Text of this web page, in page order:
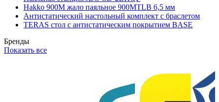
Hakko 900M жало паяльное 900MTLB 6,5 мм
Антистатический настольный комплект с браслетом
TERAS стол с антистатическим покрытием BASE
Бренды
Показать все